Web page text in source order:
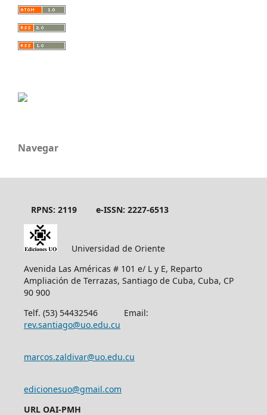
Navegar
RPNS: 2119 e-ISSN: 2227-6513
Universidad de Oriente
Avenida Las Américas # 101 e/ L y E, Reparto
Ampliación de Terrazas, Santiago de Cuba, Cuba, CP
90 900
Telf. (53) 54432546 Email:
rev.santiago@uo.edu.cu
marcos.zaldivar@uo.edu.cu
edicionesuo@gmail.com
URL OAI-PMH